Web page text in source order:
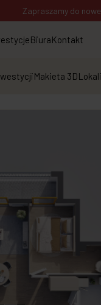
Zapraszamy do
BiuraKontakt
Makieta 3D